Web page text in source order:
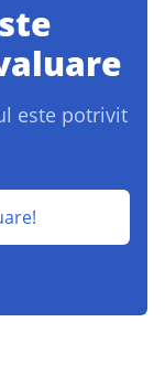
este potrivit